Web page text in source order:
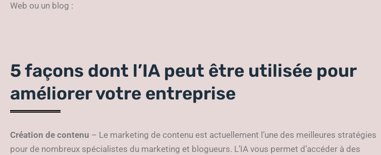
Web ou un blog :
5 façons dont l’IA peut être utilisée pour
améliorer votre entreprise
Création de contenu – Le marketing de contenu est actuellement l’une des meilleures stratégies
pour de nombreux spécialistes du marketing et blogueurs. L’IA vous permet d’accéder à des